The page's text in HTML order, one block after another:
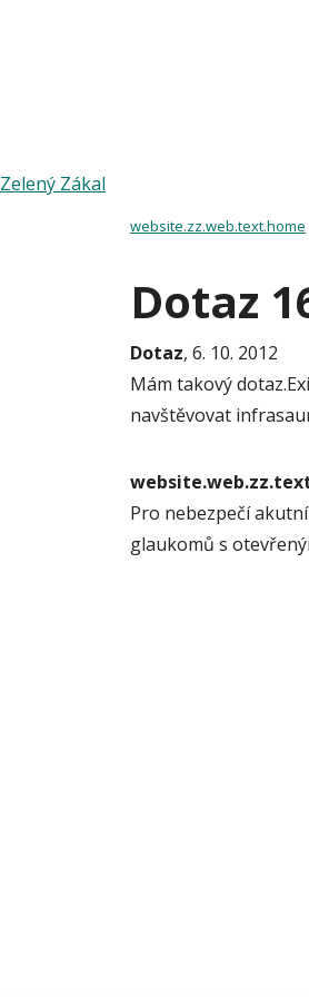
Zelený Zákal
website.zz.web.text.home
Dotaz
Dotaz, 6. 10. 2012
Mám takový
navštěvovat
Pro nebezpečí
glaukomů s